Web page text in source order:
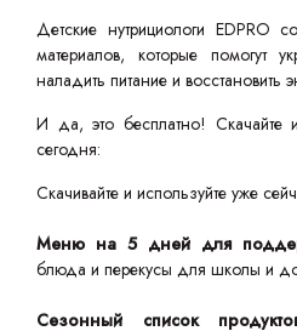
Детские нутрициологи EDPRO
материалов, которые помогут
наладить питание и восстановить
И да, это бесплатно! Скачайте
сегодня:
Скачивайте и используйте уже
Меню на 5 дней для
блюда и перекусы для школы и
Сезонный список